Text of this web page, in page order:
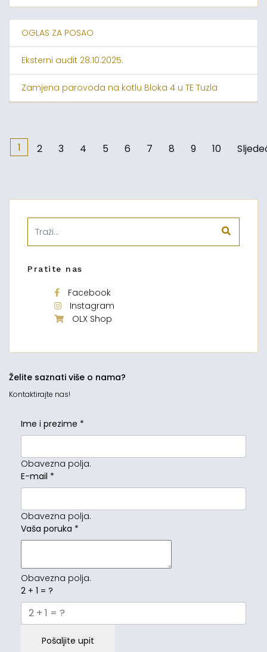
OGLAS ZA POSAO
Eksterni audit 28.10.2025.
Zamjena parovoda na kotlu Bloka 4 u TE Tuzla
1 2 3 4 5 6 7 8 9 10
Pratite nas
Facebook
Instagram
OLX Shop
Želite saznati više o nama?
Kontaktirajte nas!
Ime i prezime *
Obavezna polja.
E-mail *
Obavezna polja.
Vaša poruka *
Obavezna polja.
2 + 1 = ?
Pošaljite upit